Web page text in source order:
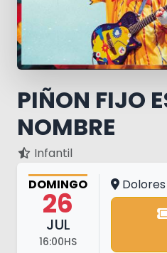
PIÑON FIJO
NOMBRE
Infantil
DOMINGO
26
JUL
16:00HS